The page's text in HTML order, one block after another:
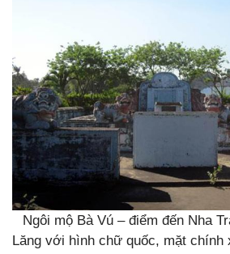
Ngôi mộ Bà Vú – điểm đến Nha
Lăng với hình chữ quốc, mặt chính